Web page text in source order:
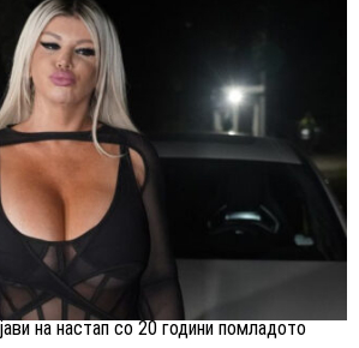
на настап со 20 години помладото